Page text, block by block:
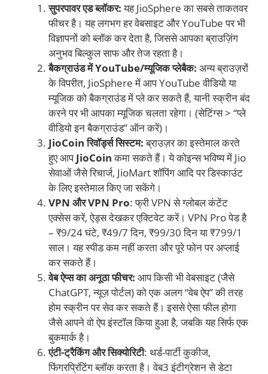
सुपरपावर एड ब्लॉकर:यह JioSphere का सबसे ताकतवर
फीचर है। यह लगभग हर वेबसाइट और YouTube पर भी
विज्ञापनों को ब्लॉक कर देता है, जिससे आपका ब्राउज़िंग
अनुभव बिल्कुल साफ और तेज रहता है।
बैकग्राउंड में YouTube/म्यूजिक प्लेबैक: अन्य ब्राउज़रों
के विपरीत, JioSphere में आप YouTube वीडियो या
म्यूजिक को बैकग्राउंड में प्ले कर सकते हैं, यानी स्क्रीन बंद
करने पर भी आपका म्यूजिक चलता रहेगा। (सेटिंग्स > “प्ले
वीडियो इन बैकग्राउंड” ऑन करें)।
JioCoin रिवॉर्ड्स सिस्टम:ब्राउज़र का इस्तेमाल करते
हुए आपJioCoinकमा सकते हैं। ये कोइन्स भविष्य में Jio
सेवाओं जैसे रिचार्ज, JioMart शॉपिंग आदि पर डिस्काउंट
के लिए इस्तेमाल किए जा सकेंगे।
VPN और VPN Pro: फ्री VPN से ग्लोबल कंटेंट
एक्सेस करें, ऐड्स देखकर एक्टिवेट करें। VPN Pro पेड है
– ₹9/24 घंटे, ₹49/7 दिन, ₹99/30 दिन या ₹799/1
साल। यह स्पीड कम नहीं करता और पूरे फोन पर अप्लाई
कर सकते हैं।
वेब ऐप्स का अनूठा फीचर: आप किसी भी वेबसाइट (जैसे
ChatGPT, न्यूज़ पोर्टल) को एक अलग “वेब ऐप” की तरह
होम स्क्रीन पर सेव कर सकते हैं। इससे ऐसा फील होगा
जैसे आपने वो ऐप इंस्टॉल किया हुआ है, जबकि यह सिर्फ एक
बुकमार्क है।
एंटी-ट्रैकिंग और सिक्योरिटी: थर्ड-पार्टी कुकीज,
फिंगरप्रिंटिंग ब्लॉक करता है। वेब3 इंटीग्रेशन से डेटा